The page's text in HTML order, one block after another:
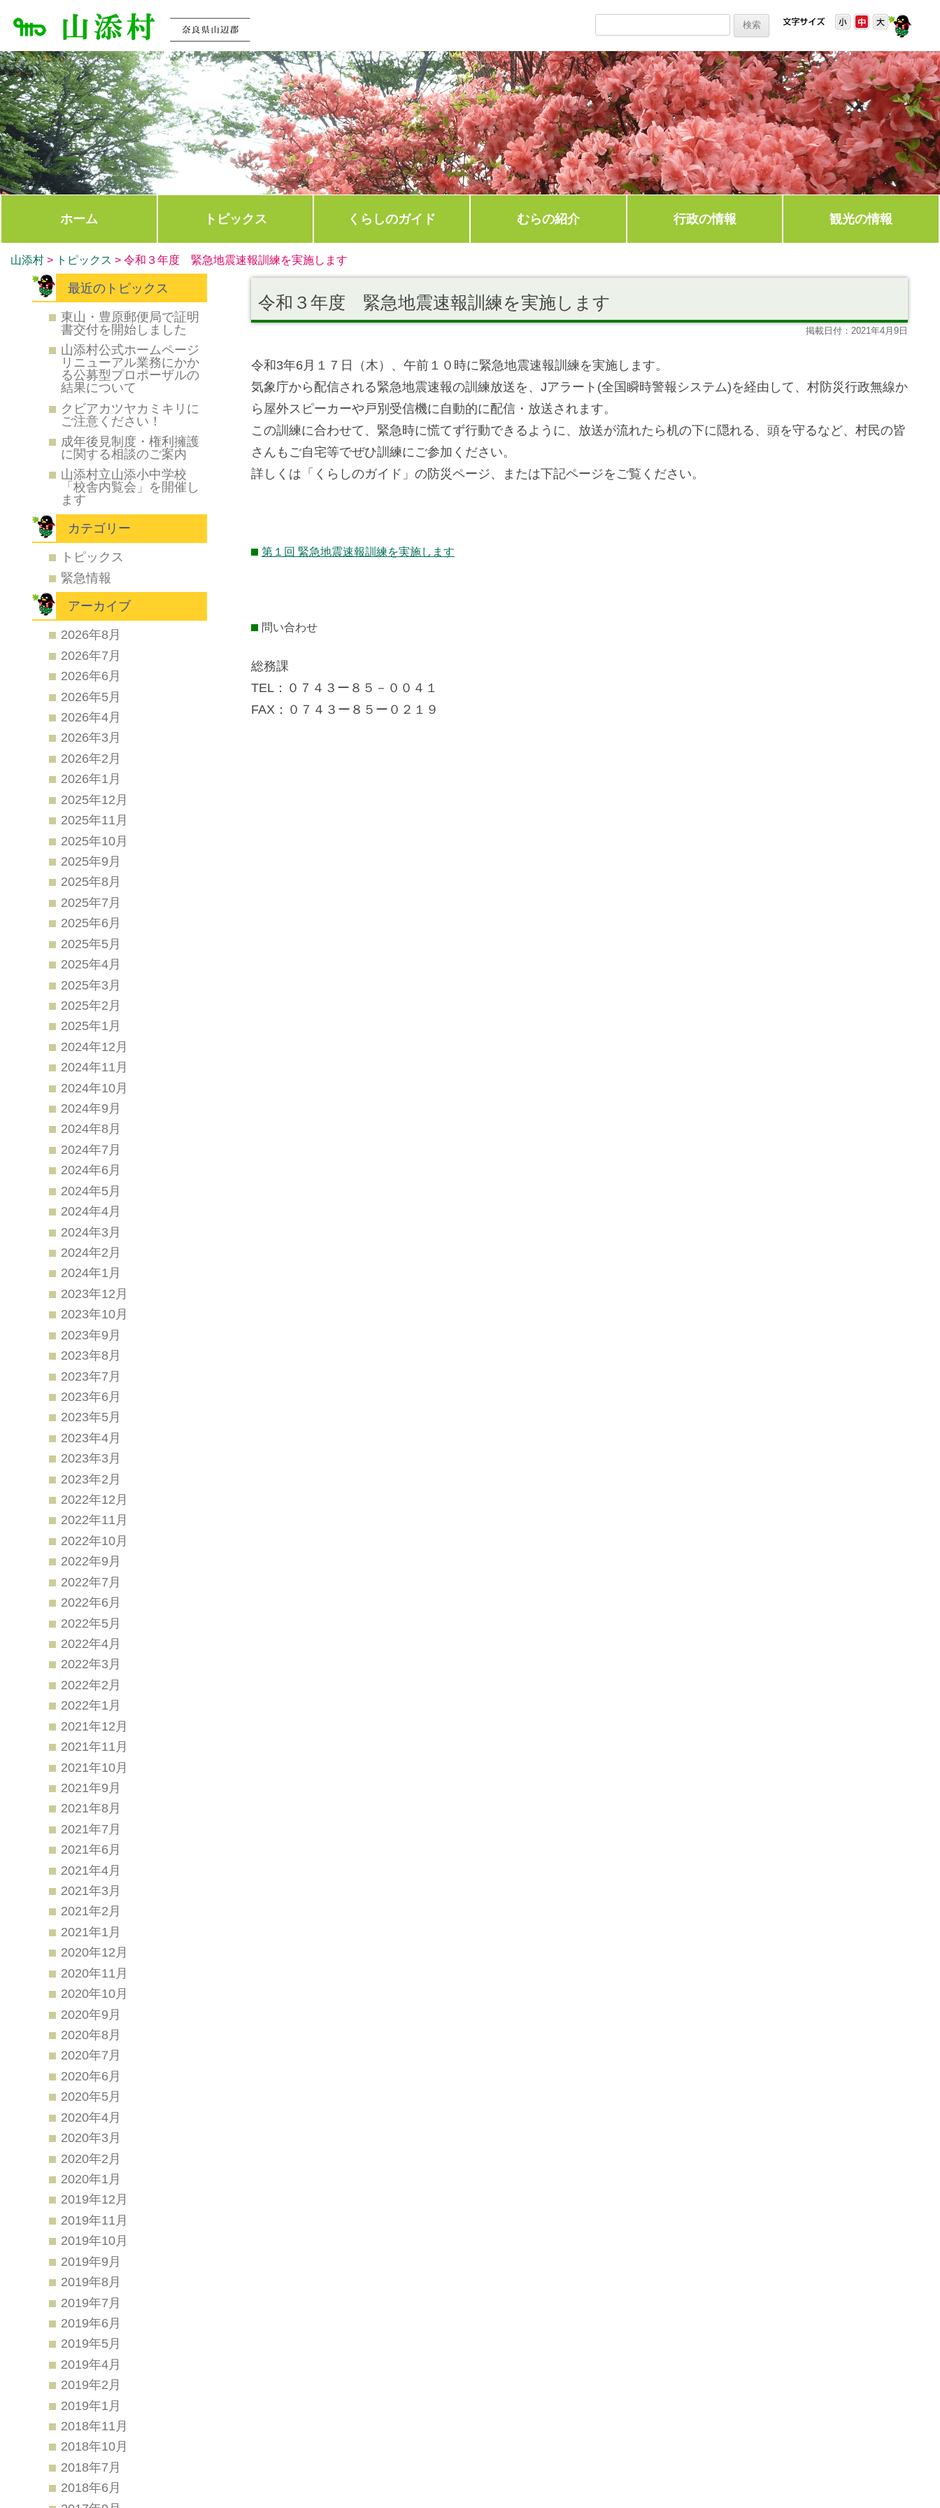
ホーム トピックス くらしのガイド むらの紹介 行政の情報 観光の情報
山添村 > トピックス > 令和３年度 緊急地震速報訓練を実施します
令和３年度 緊急地震速報訓練を実施します
掲載日付：2021年4月9日
令和3年6月１７日（木）、午前１０時に緊急地震速報訓練を実施します。
気象庁から配信される緊急地震速報の訓練放送を、Jアラート(全国瞬時警報システム)を経由して、村防災行政無線か
ら屋外スピーカーや戸別受信機に自動的に配信・放送されます。
この訓練に合わせて、緊急時に慌てず行動できるように、放送が流れたら机の下に隠れる、頭を守るなど、村民の皆
さんもご自宅等でぜひ訓練にご参加ください。
詳しくは「くらしのガイド」の防災ページ、または下記ページをご覧ください。
第１回 緊急地震速報訓練を実施します
問い合わせ
総務課
TEL：０７４３ー８５－００４１
FAX：０７４３ー８５ー０２１９
最近のトピックス
東山・豊原郵便局で証明
書交付を開始しました
山添村公式ホームページ
リニューアル業務にかか
る公募型プロポーザルの
結果について
クビアカツヤカミキリに
ご注意ください！
成年後見制度・権利擁護
に関する相談のご案内
山添村立山添小中学校
「校舎内覧会」を開催し
ます
カテゴリー
トピックス
緊急情報
アーカイブ
2026年8月
2026年7月
2026年6月
2026年5月
2026年4月
2026年3月
2026年2月
2026年1月
2025年12月
2025年11月
2025年10月
2025年9月
2025年8月
2025年7月
2025年6月
2025年5月
2025年4月
2025年3月
2025年2月
2025年1月
2024年12月
2024年11月
2024年10月
2024年9月
2024年8月
2024年7月
2024年6月
2024年5月
2024年4月
2024年3月
2024年2月
2024年1月
2023年12月
2023年10月
2023年9月
2023年8月
2023年7月
2023年6月
2023年5月
2023年4月
2023年3月
2023年2月
2022年12月
2022年11月
2022年10月
2022年9月
2022年7月
2022年6月
2022年5月
2022年4月
2022年3月
2022年2月
2022年1月
2021年12月
2021年11月
2021年10月
2021年9月
2021年8月
2021年7月
2021年6月
2021年4月
2021年3月
2021年2月
2021年1月
2020年12月
2020年11月
2020年10月
2020年9月
2020年8月
2020年7月
2020年6月
2020年5月
2020年4月
2020年3月
2020年2月
2020年1月
2019年12月
2019年11月
2019年10月
2019年9月
2019年8月
2019年7月
2019年6月
2019年5月
2019年4月
2019年2月
2019年1月
2018年11月
2018年10月
2018年7月
2018年6月